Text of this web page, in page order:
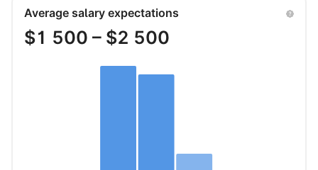
Average salary expectations
$1 500 – $2 500